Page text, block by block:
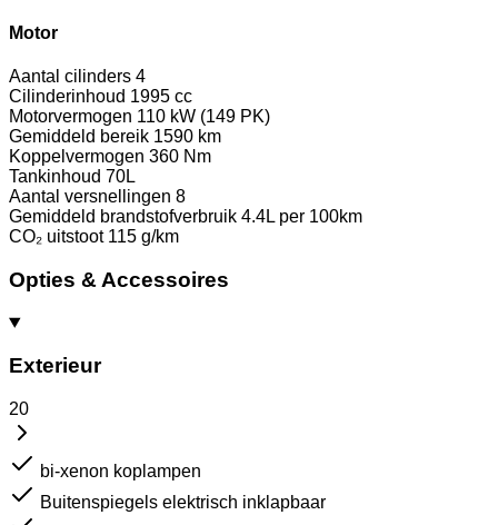
Motor
Aantal cilinders 4
Cilinderinhoud 1995 cc
Motorvermogen 110 kW (149 PK)
Gemiddeld bereik 1590 km
Koppelvermogen 360 Nm
Tankinhoud 70L
Aantal versnellingen 8
Gemiddeld brandstofverbruik 4.4L per 100km
CO₂ uitstoot 115 g/km
Opties & Accessoires
Exterieur
20
bi-xenon koplampen
Buitenspiegels elektrisch inklapbaar